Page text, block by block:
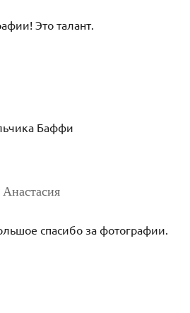
Это талант.
Баффи
спасибо за фотографии.